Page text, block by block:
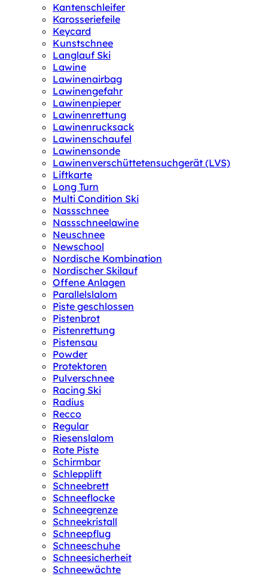
Kantenschleifer
Karosseriefeile
Keycard
Kunstschnee
Langlauf Ski
Lawine
Lawinenairbag
Lawinengefahr
Lawinenpieper
Lawinenrettung
Lawinenrucksack
Lawinenschaufel
Lawinensonde
Lawinenverschüttetensuchgerät (LVS)
Liftkarte
Long Turn
Multi Condition Ski
Nassschnee
Nassschneelawine
Neuschnee
Newschool
Nordische Kombination
Nordischer Skilauf
Offene Anlagen
Parallelslalom
Piste geschlossen
Pistenbrot
Pistenrettung
Pistensau
Powder
Protektoren
Pulverschnee
Racing Ski
Radius
Recco
Regular
Riesenslalom
Rote Piste
Schirmbar
Schlepplift
Schneebrett
Schneeflocke
Schneegrenze
Schneekristall
Schneepflug
Schneeschuhe
Schneesicherheit
Schneewächte